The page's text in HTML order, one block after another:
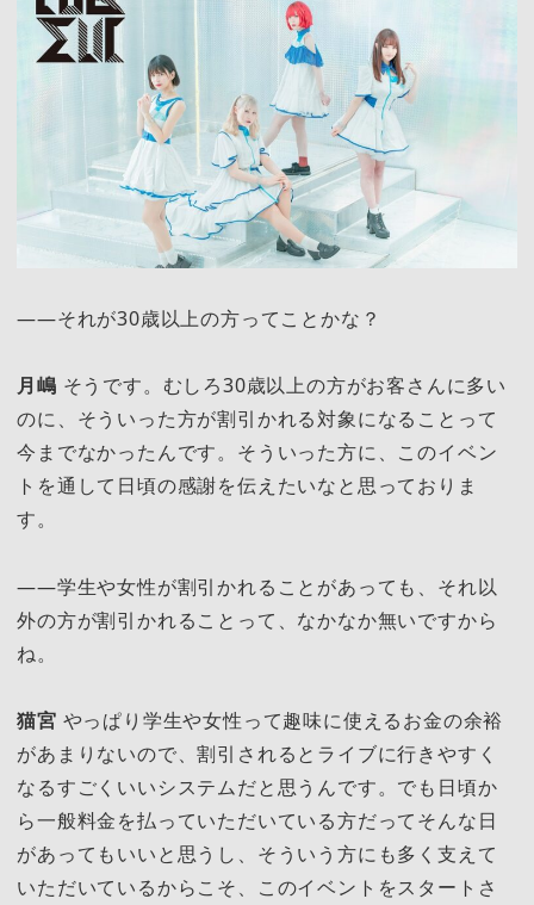
――それが30歳以上の方ってことかな？
月嶋 そうです。むしろ30歳以上の方がお客さんに多い
のに、そういった方が割引かれる対象になることって
今までなかったんです。そういった方に、このイベン
トを通して日頃の感謝を伝えたいなと思っておりま
す。
――学生や女性が割引かれることがあっても、それ以
外の方が割引かれることって、なかなか無いですから
ね。
猫宮 やっぱり学生や女性って趣味に使えるお金の余裕
があまりないので、割引されるとライブに行きやすく
なるすごくいいシステムだと思うんです。でも日頃か
ら一般料金を払っていただいている方だってそんな日
があってもいいと思うし、そういう方にも多く支えて
いただいているからこそ、このイベントをスタートさ